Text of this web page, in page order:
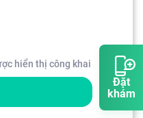
Đặt
khám
hiển thị công khai